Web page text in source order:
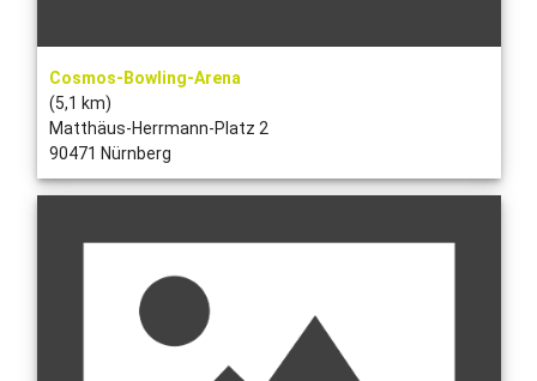
Cosmos-Bowling-Arena
(5,1 km)
Matthäus-Herrmann-Platz 2
90471 Nürnberg